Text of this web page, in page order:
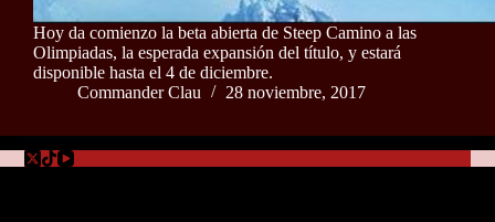
Hoy da comienzo la beta abierta de Steep Camino a las
Olimpiadas, la esperada expansión del título, y estará
disponible hasta el 4 de diciembre.
Commander Clau
28 noviembre, 2017